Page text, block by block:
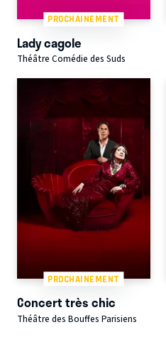
PROCHAINEMENT
Lady cagole
Théâtre Comédie des Suds
PROCHAINEMENT
Concert très chic
Théâtre des Bouffes Parisiens